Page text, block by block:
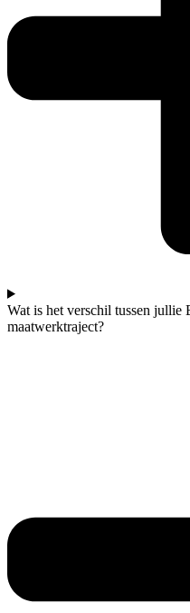
Wat is het verschil tussen jullie
maatwerktraject?